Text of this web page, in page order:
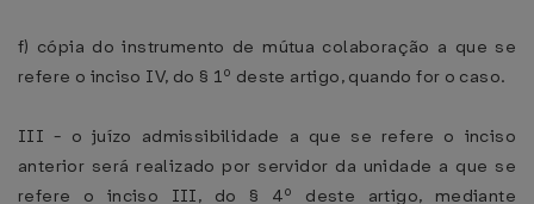
f) cópia do instrumento de mútua colaboração a que se
refere o inciso IV, do § 1º deste artigo, quando for o caso.
III - o juízo admissibilidade a que se refere o inciso
anterior será realizado por servidor da unidade a que se
refere o inciso III, do § 4º deste artigo, mediante